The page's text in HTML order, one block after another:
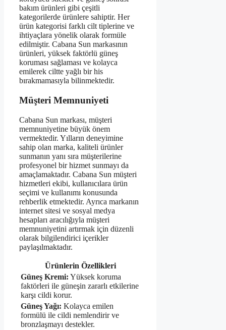
bakım ürünleri gibi çeşitli
kategorilerde ürünlere sahiptir. Her
ürün kategorisi farklı cilt tiplerine ve
ihtiyaçlara yönelik olarak formüle
edilmiştir. Cabana Sun markasının
ürünleri, yüksek faktörlü güneş
koruması sağlaması ve kolayca
emilerek ciltte yağlı bir his
bırakmamasıyla bilinmektedir.
Müşteri Memnuniyeti
Cabana Sun markası, müşteri
memnuniyetine büyük önem
vermektedir. Yılların deneyimine
sahip olan marka, kaliteli ürünler
sunmanın yanı sıra müşterilerine
profesyonel bir hizmet sunmayı da
amaçlamaktadır. Cabana Sun müşteri
hizmetleri ekibi, kullanıcılara ürün
seçimi ve kullanımı konusunda
rehberlik etmektedir. Ayrıca markanın
internet sitesi ve sosyal medya
hesapları aracılığıyla müşteri
memnuniyetini artırmak için düzenli
olarak bilgilendirici içerikler
paylaşılmaktadır.
Ürünlerin Özellikleri
Güneş Kremi: Yüksek koruma
faktörleri ile güneşin zararlı etkilerine
karşı cildi korur.
Güneş Yağı: Kolayca emilen
formülü ile cildi nemlendirir ve
bronzlaşmayı destekler.